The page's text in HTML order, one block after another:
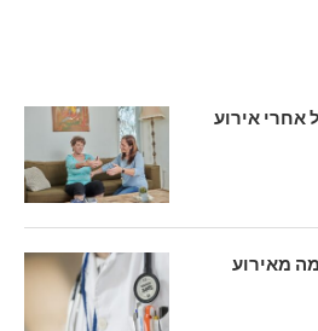
אחרי אירוע
מאירוע